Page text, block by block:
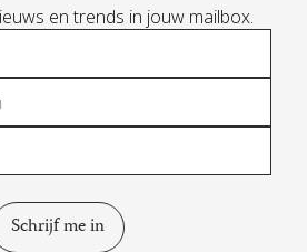
en trends in jouw mailbox.